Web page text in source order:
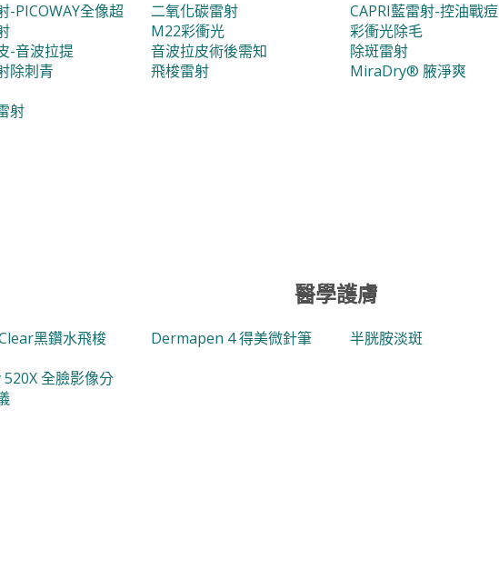
-PICOWAY全像超
二氧化碳雷射 CAPRI藍雷射-控油戰痘
M22彩衝光
彩衝光除毛
-音波拉提
音波拉皮術後需知 除斑雷射
除刺青
飛梭雷射 MiraDry® 腋淨爽
射
醫學護膚
黑鑽水飛梭 Dermapen 4 得美微針筆 半胱胺淡斑
全臉影像分